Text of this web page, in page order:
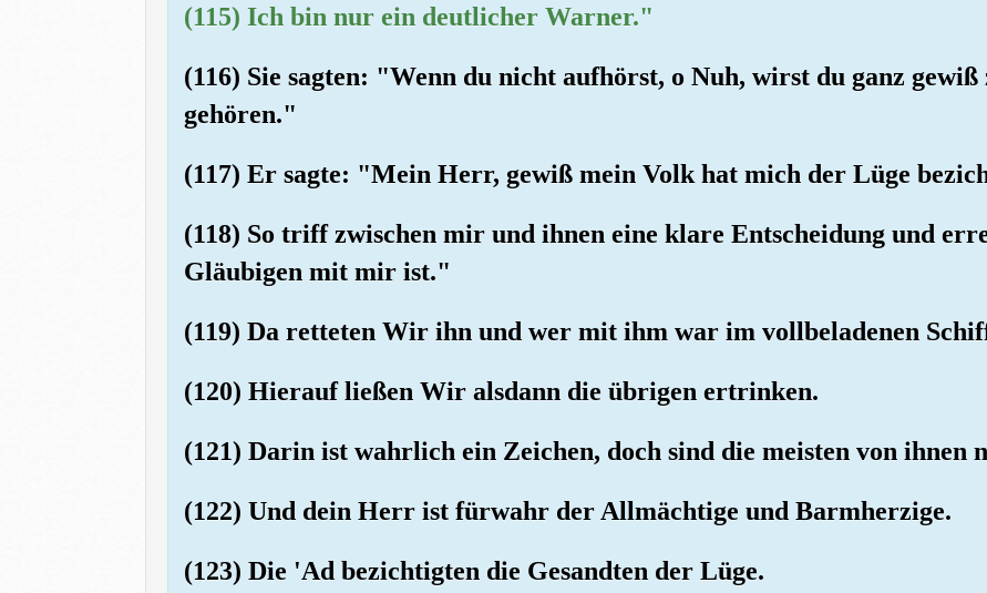
(115) Ich bin nur ein deutlicher Warner."
(116) Sie sagten: "Wenn du nicht aufhörst, o Nuh, wirst du ganz gewiß
gehören."
(117) Er sagte: "Mein Herr, gewiß mein Volk hat mich der Lüge
(118) So triff zwischen mir und ihnen eine klare Entscheidung und
Gläubigen mit mir ist."
(119) Da retteten Wir ihn und wer mit ihm war im vollbeladenen
(120) Hierauf ließen Wir alsdann die übrigen ertrinken.
(121) Darin ist wahrlich ein Zeichen, doch sind die meisten von ihnen
(122) Und dein Herr ist fürwahr der Allmächtige und Barmherzige.
(123) Die 'Ad bezichtigten die Gesandten der Lüge.